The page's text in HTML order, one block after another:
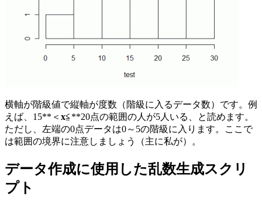
横軸が階級値で縦軸が度数（階級に入るデータ数）です。例
えば、15**＜ x≦**20点の範囲の人が5人いる、と読めます。
ただし、左端の0点データは0～5の階級に入ります。ここで
は範囲の境界に注意しましょう（主に私が）。
データ作成に使用した乱数生成スクリ
プト